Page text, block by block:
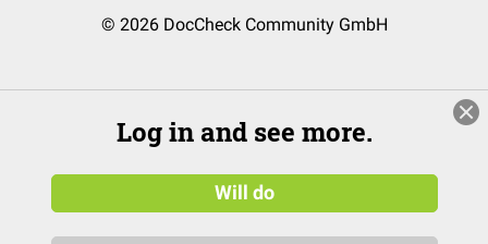
© 2026 DocCheck Community GmbH
Log in and see more.
Will do